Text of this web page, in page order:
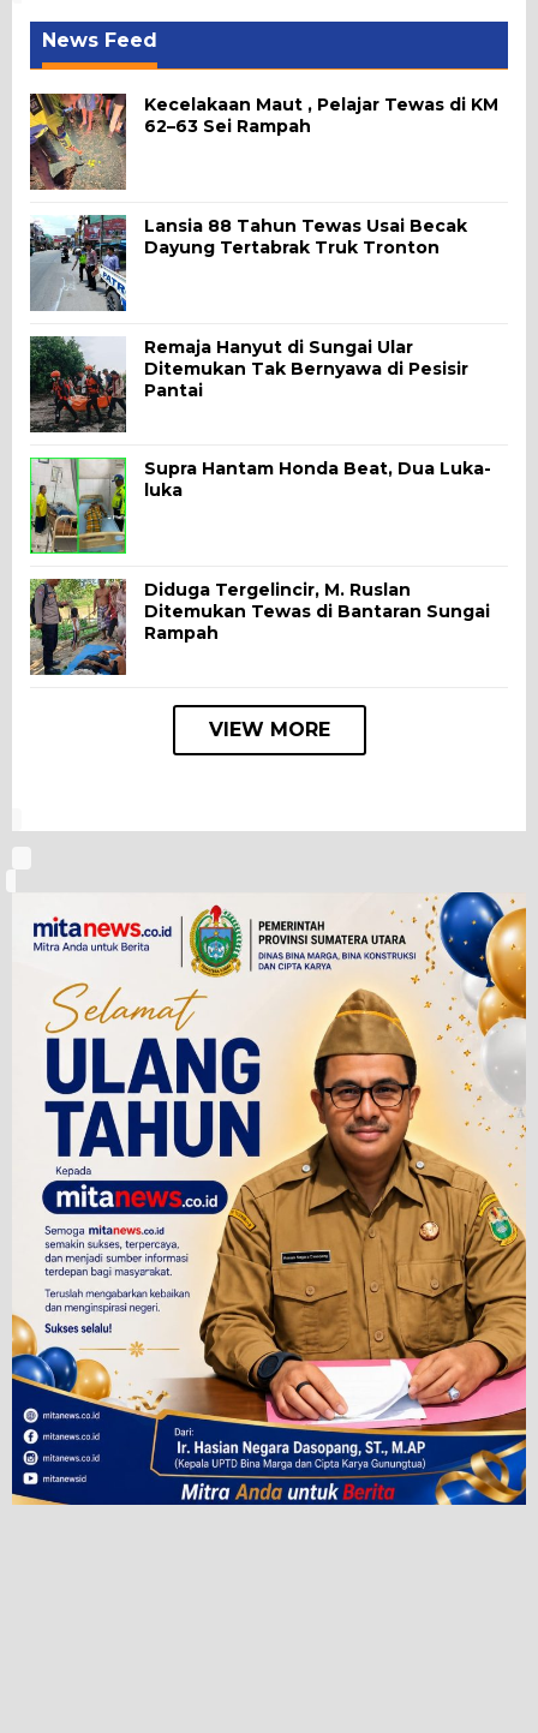
News Feed
Kecelakaan Maut , Pelajar Tewas di KM
62–63 Sei Rampah
Lansia 88 Tahun Tewas Usai Becak
Dayung Tertabrak Truk Tronton
Remaja Hanyut di Sungai Ular
Ditemukan Tak Bernyawa di Pesisir
Pantai
Supra Hantam Honda Beat, Dua Luka-
luka
Diduga Tergelincir, M. Ruslan
Ditemukan Tewas di Bantaran Sungai
Rampah
VIEW MORE